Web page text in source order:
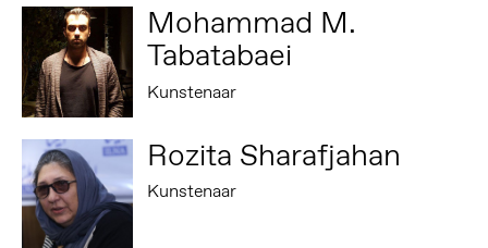
Mohammad M.
Tabatabaei
Kunstenaar
Rozita Sharafjahan
Kunstenaar